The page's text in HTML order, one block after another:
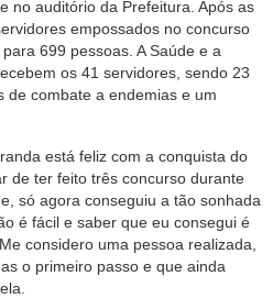
no auditório da Prefeitura. Após as
empossados no concurso
699 pessoas. A Saúde e a
os 41 servidores, sendo 23
de combate a endemias e um
está feliz com a conquista do
de ter feito três concurso durante
só agora conseguiu a tão sonhada
é fácil e saber que eu consegui é
considero uma pessoa realizada,
o primeiro passo e que ainda